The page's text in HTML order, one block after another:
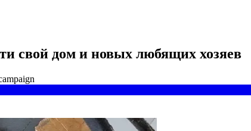
свой дом и новых любящих хозяев